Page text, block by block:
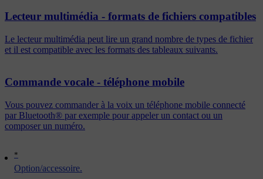
*
Option/accessoire.
Lecteur multimédia - formats de fichiers compatibles
Le lecteur multimédia peut lire un grand nombre de types de fichier
et il est compatible avec les formats des tableaux suivants.
Commande vocale - téléphone mobile
Vous pouvez commander à la voix un téléphone mobile connecté
par Bluetooth® par exemple pour appeler un contact ou un
composer un numéro.